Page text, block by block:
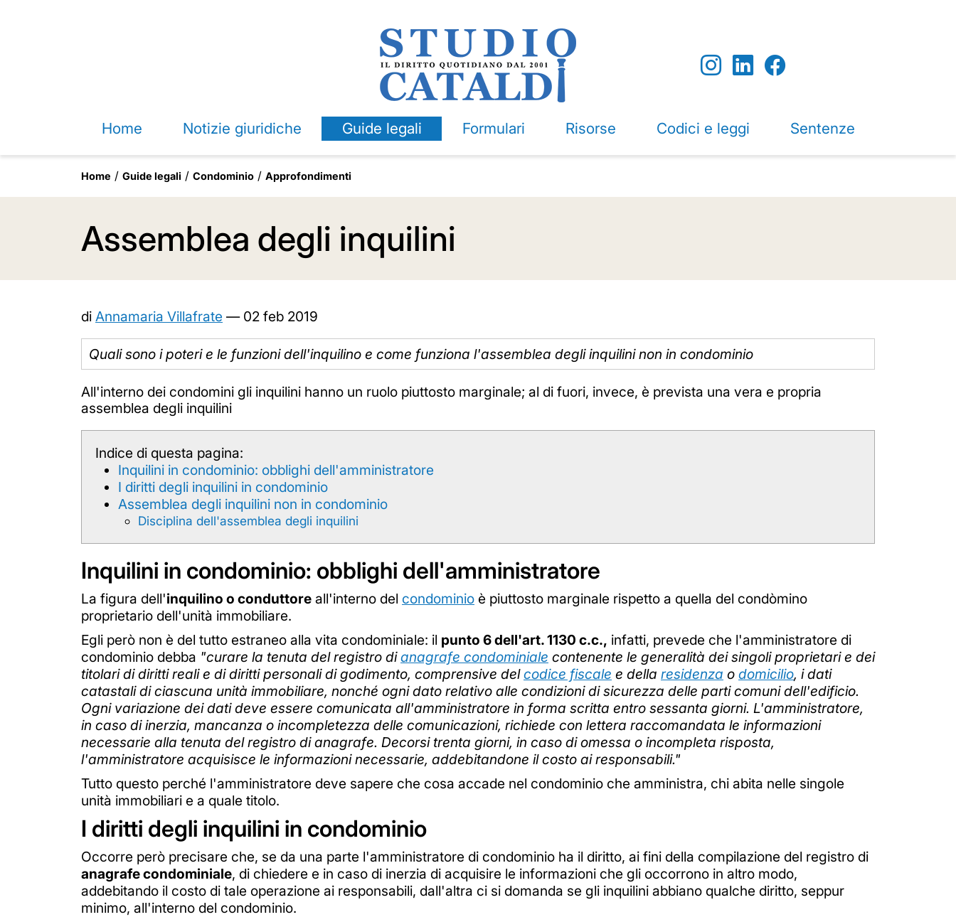
Home Notizie giuridiche Guide legali Formulari Risorse Codici e leggi Sentenze
Home Guide legali Condominio Approfondimenti
Assemblea degli inquilini
di Annamaria Villafrate — 02 feb 2019
Quali sono i poteri e le funzioni dell'inquilino e come funziona l'assemblea degli inquilini non in condominio
All'interno dei condomini gli inquilini hanno un ruolo piuttosto marginale; al di fuori, invece, è prevista una vera e propria
assemblea degli inquilini
Indice di questa pagina:
Inquilini in condominio: obblighi dell'amministratore
I diritti degli inquilini in condominio
Assemblea degli inquilini non in condominio
Disciplina dell'assemblea degli inquilini
Inquilini in condominio: obblighi dell'amministratore
La figura dell'inquilino o conduttore all'interno del condominio è piuttosto marginale rispetto a quella del condòmino
proprietario dell'unità immobiliare.
Egli però non è del tutto estraneo alla vita condominiale: il punto 6 dell'art. 1130 c.c., infatti, prevede che l'amministratore di
condominio debba "curare la tenuta del registro dianagrafe condominiale contenente le generalità dei singoli proprietari e dei
titolari di diritti reali e di diritti personali di godimento, comprensive delcodice fiscale e della residenza o domicilio, i dati
catastali di ciascuna unità immobiliare, nonché ogni dato relativo alle condizioni di sicurezza delle parti comuni dell'edificio.
Ogni variazione dei dati deve essere comunicata all'amministratore in forma scritta entro sessanta giorni. L'amministratore,
in caso di inerzia, mancanza o incompletezza delle comunicazioni, richiede con lettera raccomandata le informazioni
necessarie alla tenuta del registro di anagrafe. Decorsi trenta giorni, in caso di omessa o incompleta risposta,
l'amministratore acquisisce le informazioni necessarie, addebitandone il costo ai responsabili."
Tutto questo perché l'amministratore deve sapere che cosa accade nel condominio che amministra, chi abita nelle singole
unità immobiliari e a quale titolo.
I diritti degli inquilini in condominio
Occorre però precisare che, se da una parte l'amministratore di condominio ha il diritto, ai fini della compilazione del registro di
anagrafe condominiale, di chiedere e in caso di inerzia di acquisire le informazioni che gli occorrono in altro modo,
addebitando il costo di tale operazione ai responsabili, dall'altra ci si domanda se gli inquilini abbiano qualche diritto, seppur
minimo, all'interno del condominio.